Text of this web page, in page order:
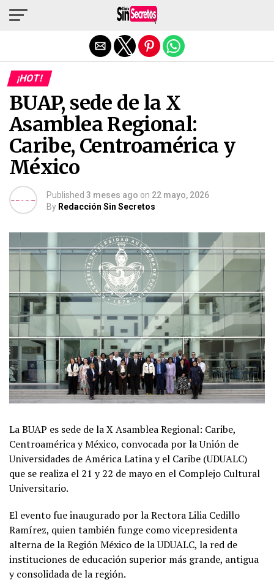
¡HOT!
BUAP, sede de la X
Asamblea Regional:
Caribe, Centroamérica y
México
Published 3 meses ago on 22 mayo, 2026
By Redacción Sin Secretos
La BUAP es sede de la X Asamblea Regional: Caribe,
Centroamérica y México, convocada por la Unión de
Universidades de América Latina y el Caribe (UDUALC)
que se realiza el 21 y 22 de mayo en el Complejo Cultural
Universitario.
El evento fue inaugurado por la Rectora Lilia Cedillo
Ramírez, quien también funge como vicepresidenta
alterna de la Región México de la UDUALC, la red de
instituciones de educación superior más grande, antigua
y consolidada de la región.
Salir de la versión móvil